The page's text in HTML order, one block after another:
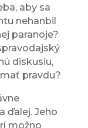
aby sa
nehanbil
paranoje?
diskusiu,
pravdu?
ďalej. Jeho
možno